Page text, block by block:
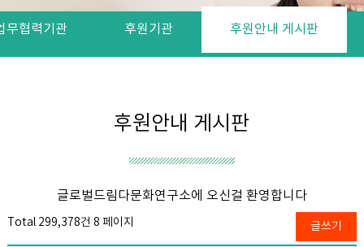
무협력기관 후원기관 후원안내 게시판
후원안내 게시판
글로벌드림다문화연구소에 오신걸 환영합니다
Total 299,378건 8 페이지 글쓰기